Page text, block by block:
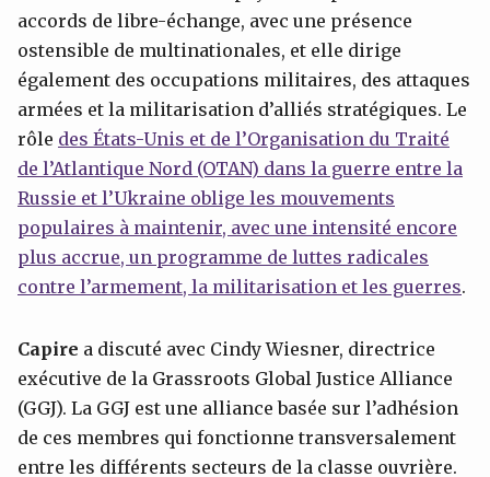
accords de libre-échange, avec une présence
ostensible de multinationales, et elle dirige
également des occupations militaires, des attaques
armées et la militarisation d’alliés stratégiques. Le
rôle des États-Unis et de l’Organisation du Traité
de l’Atlantique Nord (OTAN) dans la guerre entre la
Russie et l’Ukraine oblige les mouvements
populaires à maintenir, avec une intensité encore
plus accrue, un programme de luttes radicales
contre l’armement, la militarisation et les guerres.
Capire a discuté avec Cindy Wiesner, directrice
exécutive de la Grassroots Global Justice Alliance
(GGJ). La GGJ est une alliance basée sur l’adhésion
de ces membres qui fonctionne transversalement
entre les différents secteurs de la classe ouvrière.